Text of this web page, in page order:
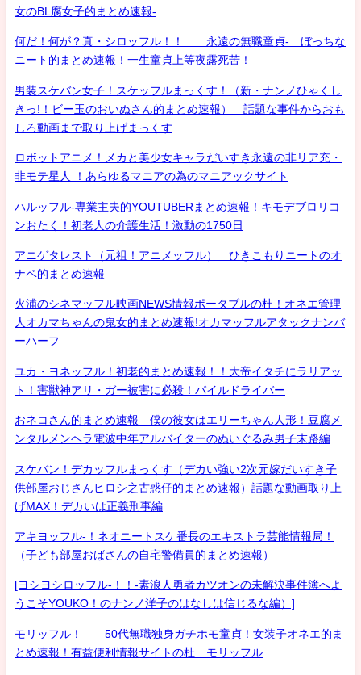
女のBL腐女子的まとめ速報-
何だ！何が？真・シロッフル！！ 永遠の無職童貞- ぼっちな
ニート的まとめ速報！一生童貞上等夜露死苦！
男装スケバン女子！スケッフルまっくす！（新・ナンノひゃくし
きっ!！ビー玉のおいぬさん的まとめ速報） 話題な事件からおも
しろ動画まで取り上げまっくす
ロボットアニメ！メカと美少女キャラだいすき永遠の非リア充・
非モテ星人 ！あらゆるマニアの為のマニアックサイト
ハルッフル-専業主夫的YOUTUBERまとめ速報！キモデブロリコ
ンおたく！初老人の介護生活！激動の1750日
アニゲタレスト（元祖！アニメッフル） ひきこもりニートのオ
ナベ的まとめ速報
火浦のシネマッフル映画NEWS情報ポータブルの杜！オネエ管理
人オカマちゃんの鬼女的まとめ速報!オカマッフルアタックナンバ
ーハーフ
ユカ・ヨネッフル！初老的まとめ速報！！大帝イタチにラリアッ
ト！害獣神アリ・ガー被害に必殺！パイルドライバー
おネコさん的まとめ速報 僕の彼女はエリーちゃん人形！豆腐メ
ンタルメンヘラ電波中年アルバイターのぬいぐるみ男子末路編
スケバン！デカッフルまっくす（デカい強い2次元嫁だいすき子
供部屋おじさんヒロシ之古惑仔的まとめ速報）話題な動画取り上
げMAX！デカいは正義刑事編
アキヨッフル-！ネオニートスケ番長のエキストラ芸能情報局！
（子ども部屋おばさんの自宅警備員的まとめ速報）
[ヨシヨシロッフル-！！-素浪人勇者カツオンの未解決事件簿へよ
うこそYOUKO！のナンノ洋子のはなしは信じるな編）]
モリッフル！ 50代無職独身ガチホモ童貞！女装子オネエ的ま
とめ速報！有益便利情報サイトの杜 モリッフル